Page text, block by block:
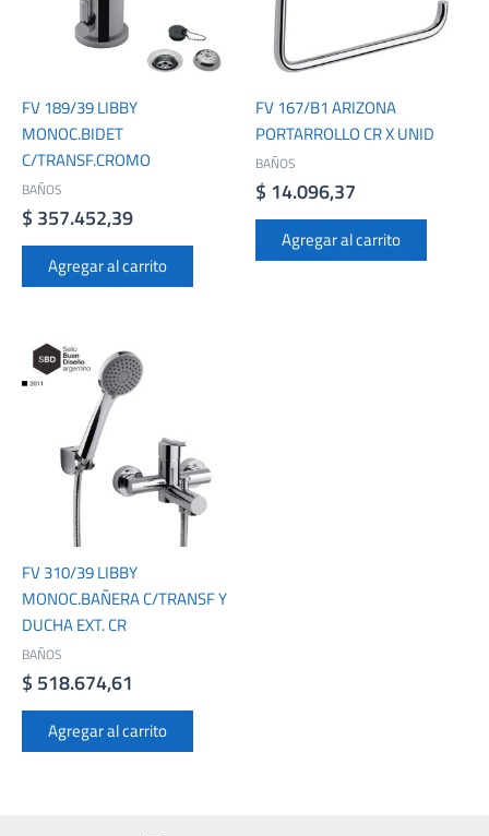
FV 189/39 LIBBY
MONOC.BIDET
C/TRANSF.CROMO
BAÑOS
$ 357.452,39
Agregar al carrito
FV 167/B1 ARIZONA
PORTARROLLO CR X UNID
BAÑOS
$ 14.096,37
Agregar al carrito
FV 310/39 LIBBY
MONOC.BAÑERA C/TRANSF Y
DUCHA EXT. CR
BAÑOS
$ 518.674,61
Agregar al carrito